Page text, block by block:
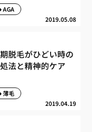
2019.05.08
AGA
脱毛がひどい時の
法と精神的ケア
2019.04.19
薄毛